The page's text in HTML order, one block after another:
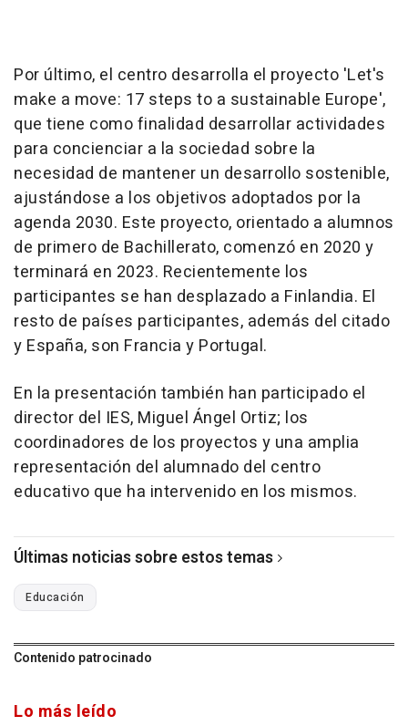
Por último, el centro desarrolla el proyecto 'Let's
make a move: 17 steps to a sustainable Europe',
que tiene como finalidad desarrollar actividades
para concienciar a la sociedad sobre la
necesidad de mantener un desarrollo sostenible,
ajustándose a los objetivos adoptados por la
agenda 2030. Este proyecto, orientado a alumnos
de primero de Bachillerato, comenzó en 2020 y
terminará en 2023. Recientemente los
participantes se han desplazado a Finlandia. El
resto de países participantes, además del citado
y España, son Francia y Portugal.
En la presentación también han participado el
director del IES, Miguel Ángel Ortiz; los
coordinadores de los proyectos y una amplia
representación del alumnado del centro
educativo que ha intervenido en los mismos.
Últimas noticias sobre estos temas
Educación
Contenido patrocinado
Lo más leído